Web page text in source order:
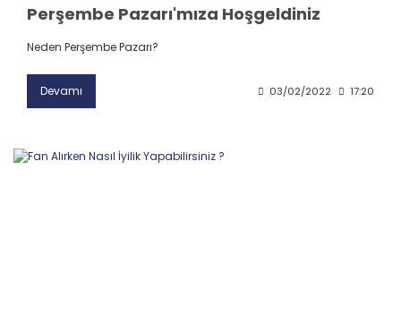
Perşembe Pazarı'mıza Hoşgeldiniz
Neden Perşembe Pazarı?
Devamı 03/02/2022 17:20